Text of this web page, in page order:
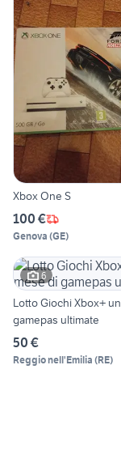
Xbox One S
100 €
Genova (GE)
6
Lotto Giochi Xbox+
gamepas ultimate
50 €
Reggio nell'Emilia (RE)